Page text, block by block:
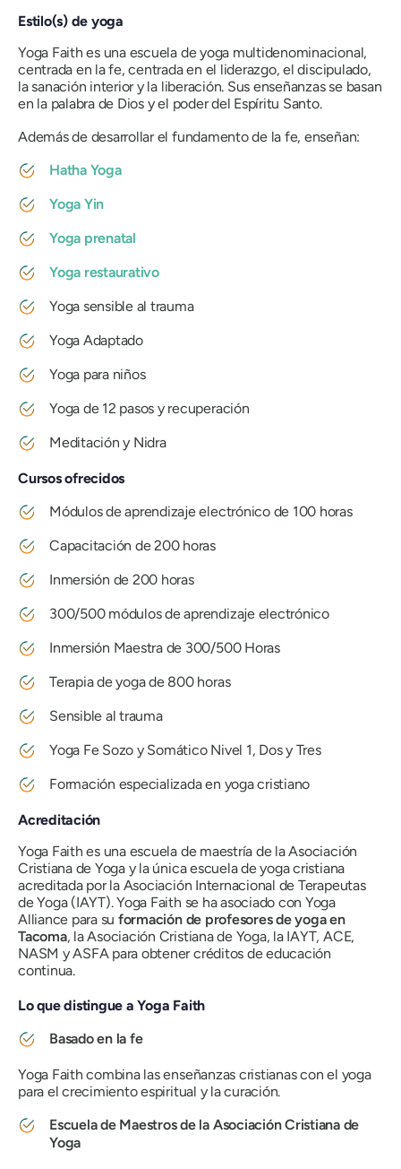
Estilo(s) de yoga
Yoga Faith es una escuela de yoga multidenominacional,
centrada en la fe, centrada en el liderazgo, el discipulado,
la sanación interior y la liberación. Sus enseñanzas se basan
en la palabra de Dios y el poder del Espíritu Santo.
Además de desarrollar el fundamento de la fe, enseñan:
Hatha Yoga
Yoga Yin
Yoga prenatal
Yoga restaurativo
Yoga sensible al trauma
Yoga Adaptado
Yoga para niños
Yoga de 12 pasos y recuperación
Meditación y Nidra
Cursos ofrecidos
Módulos de aprendizaje electrónico de 100 horas
Capacitación de 200 horas
Inmersión de 200 horas
300/500 módulos de aprendizaje electrónico
Inmersión Maestra de 300/500 Horas
Terapia de yoga de 800 horas
Sensible al trauma
Yoga Fe Sozo y Somático Nivel 1, Dos y Tres
Formación especializada en yoga cristiano
Acreditación
Yoga Faith es una escuela de maestría de la Asociación
Cristiana de Yoga y la única escuela de yoga cristiana
acreditada por la Asociación Internacional de Terapeutas
de Yoga (IAYT). Yoga Faith se ha asociado con Yoga
Alliance para su formación de profesores de yoga en
Tacoma, la Asociación Cristiana de Yoga, la IAYT, ACE,
NASM y ASFA para obtener créditos de educación
continua.
Lo que distingue a Yoga Faith
Basado en la fe
Yoga Faith combina las enseñanzas cristianas con el yoga
para el crecimiento espiritual y la curación.
Escuela de Maestros de la Asociación Cristiana de
Yoga